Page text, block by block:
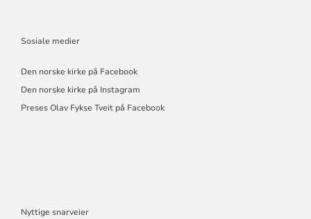
Sosiale medier
Den norske kirke på Facebook
Den norske kirke på Instagram
Preses Olav Fykse Tveit på Facebook
Nyttige snarveier